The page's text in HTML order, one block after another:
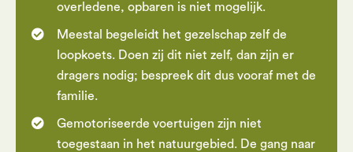
overledene, opbaren is niet mogelijk.
Meestal begeleidt het gezelschap zelf de
loopkoets. Doen zij dit niet zelf, dan zijn er
dragers nodig; bespreek dit dus vooraf met de
familie.
Gemotoriseerde voertuigen zijn niet
toegestaan in het natuurgebied. De gang naar